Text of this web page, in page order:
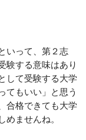
いって、第２志
験する意味はあり
して受験する大学
てもいい」と思う
合格できても大学
めませんね。